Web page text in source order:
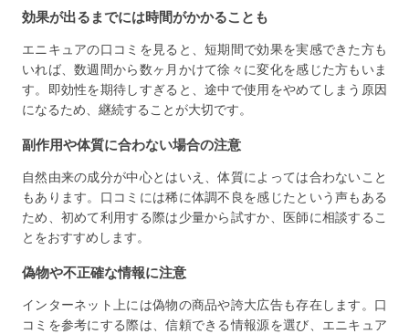
効果が出るまでには時間がかかることも
エニキュアの口コミを見ると、短期間で効果を実感できた方も
いれば、数週間から数ヶ月かけて徐々に変化を感じた方もいま
す。即効性を期待しすぎると、途中で使用をやめてしまう原因
になるため、継続することが大切です。
副作用や体質に合わない場合の注意
自然由来の成分が中心とはいえ、体質によっては合わないこと
もあります。口コミには稀に体調不良を感じたという声もある
ため、初めて利用する際は少量から試すか、医師に相談するこ
とをおすすめします。
偽物や不正確な情報に注意
インターネット上には偽物の商品や誇大広告も存在します。口
コミを参考にする際は、信頼できる情報源を選び、エニキュア